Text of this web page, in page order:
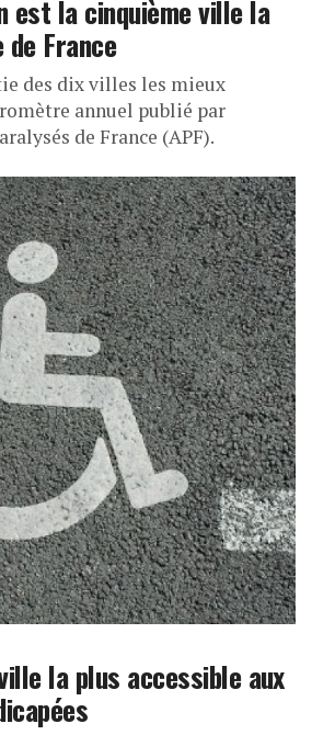
est la cinquième ville la
France
des dix villes les mieux
annuel publié par
de France (APF).
la plus accessible aux